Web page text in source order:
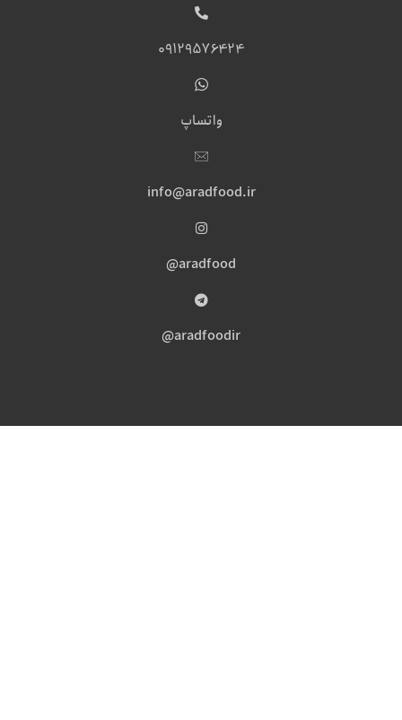
09129576424
واتساپ
info@aradfood.ir
aradfood@
aradfoodir@